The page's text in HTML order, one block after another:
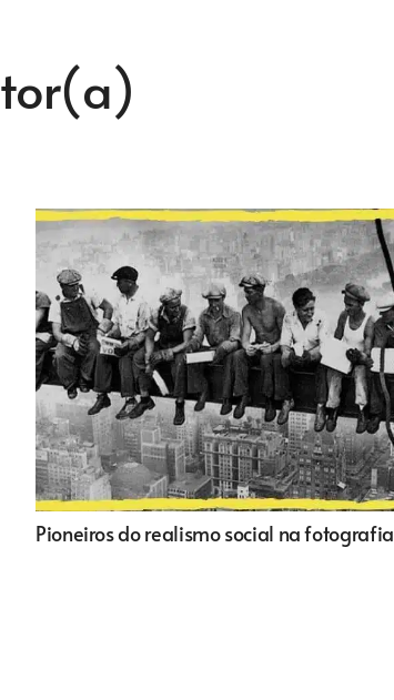
Pioneiros do realismo social na fotografia